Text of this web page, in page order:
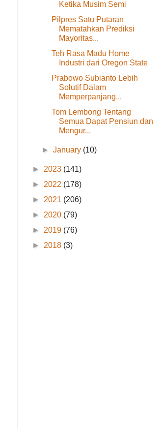
Ketika Musim Semi
Pilpres Satu Putaran
Mematahkan Prediksi
Mayoritas...
Teh Rasa Madu Home
Industri dari Oregon State
Prabowo Subianto Lebih
Solutif Dalam
Memperpanjang...
Tom Lembong Tentang
Semua Dapat Pensiun dan
Mengur...
►January (10)
► 2023 (141)
► 2022 (178)
► 2021 (206)
► 2020 (79)
► 2019 (76)
► 2018 (3)